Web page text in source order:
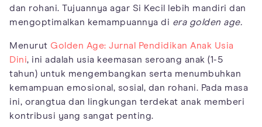
dan rohani. Tujuannya agar Si Kecil lebih mandiri dan
mengoptimalkan kemampuannya di era golden age.
Menurut Golden Age: Jurnal Pendidikan Anak Usia
Dini, ini adalah usia keemasan seroang anak (1-5
tahun) untuk mengembangkan serta menumbuhkan
kemampuan emosional, sosial, dan rohani. Pada masa
ini, orangtua dan lingkungan terdekat anak memberi
kontribusi yang sangat penting.